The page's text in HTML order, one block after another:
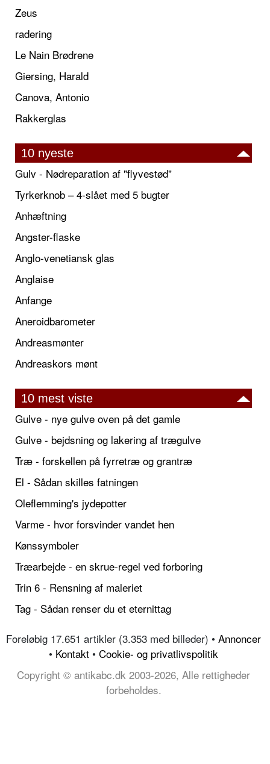
Zeus
radering
Le Nain Brødrene
Giersing, Harald
Canova, Antonio
Rakkerglas
10 nyeste
Gulv - Nødreparation af "flyvestød"
Tyrkerknob – 4-slået med 5 bugter
Anhæftning
Angster-flaske
Anglo-venetiansk glas
Anglaise
Anfange
Aneroidbarometer
Andreasmønter
Andreaskors mønt
10 mest viste
Gulve - nye gulve oven på det gamle
Gulve - bejdsning og lakering af trægulve
Træ - forskellen på fyrretræ og grantræ
El - Sådan skilles fatningen
Oleflemming's jydepotter
Varme - hvor forsvinder vandet hen
Kønssymboler
Træarbejde - en skrue-regel ved forboring
Trin 6 - Rensning af maleriet
Tag - Sådan renser du et eternittag
Foreløbig 17.651 artikler (3.353 med billeder) • Annoncer
• Kontakt • Cookie- og privatlivspolitik
Copyright © antikabc.dk 2003-2026, Alle rettigheder
forbeholdes.